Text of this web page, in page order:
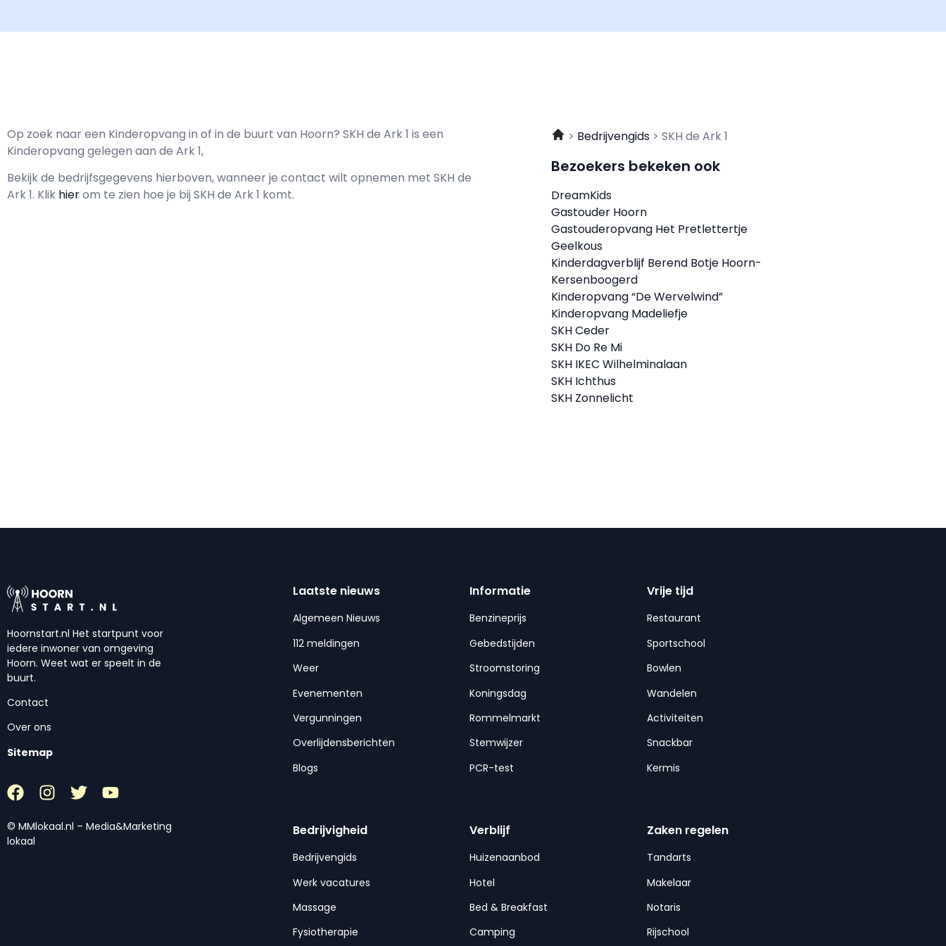
Op zoek naar een Kinderopvang in of in de buurt van Hoorn? SKH de Ark 1 is een
Kinderopvang gelegen aan de Ark 1,
Bekijk de bedrijfsgegevens hierboven, wanneer je contact wilt opnemen met SKH de
Ark 1. Klik hierom te zien hoe je bij SKH de Ark 1 komt.
Bedrijvengids SKH de Ark 1
Bezoekers bekeken ook
DreamKids
Gastouder Hoorn
Gastouderopvang Het Pretlettertje
Geelkous
Kinderdagverblijf Berend Botje Hoorn-
Kersenboogerd
Kinderopvang “De Wervelwind”
Kinderopvang Madeliefje
SKH Ceder
SKH Do Re Mi
SKH IKEC Wilhelminalaan
SKH Ichthus
SKH Zonnelicht
Hoornstart.nl Het startpunt voor
iedere inwoner van omgeving
Hoorn. Weet wat er speelt in de
buurt.
Contact
Over ons
Sitemap
© MMlokaal.nl – Media&Marketing
lokaal
Laatste nieuws
Algemeen Nieuws
112 meldingen
Weer
Evenementen
Vergunningen
Overlijdensberichten
Blogs
Informatie
Benzineprijs
Gebedstijden
Stroomstoring
Koningsdag
Rommelmarkt
Stemwijzer
PCR-test
Vrije tijd
Restaurant
Sportschool
Bowlen
Wandelen
Activiteiten
Snackbar
Kermis
Bedrijvigheid
Bedrijvengids
Werk vacatures
Massage
Fysiotherapie
Verblijf
Huizenaanbod
Hotel
Bed & Breakfast
Camping
Zaken regelen
Tandarts
Makelaar
Notaris
Rijschool